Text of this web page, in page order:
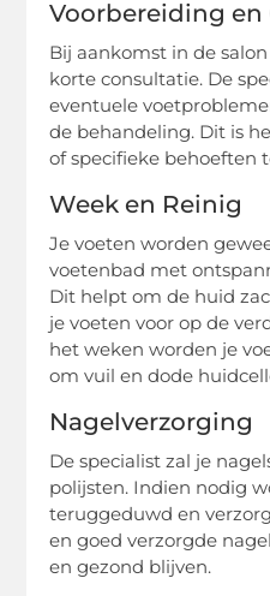
Voorbereiding
Bij aankomst in de
korte consultatie. De
eventuele
de behandeling. Dit is
of specifieke behoeften
Week en Reinig
Je voeten worden
voetenbad met
Dit helpt om de huid
je voeten voor op de
het weken worden je
om vuil en dode
Nagelverzorging
De specialist zal je
polijsten. Indien nodig
teruggeduwd en
en goed verzorgde
en gezond blijven.